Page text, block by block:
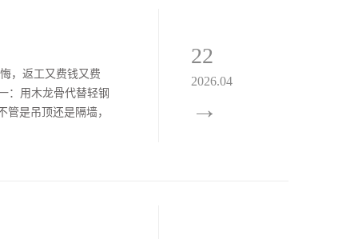
，返工又费钱又费
：用木龙骨代替轻钢
是吊顶还是隔墙，
22
2026.04
→